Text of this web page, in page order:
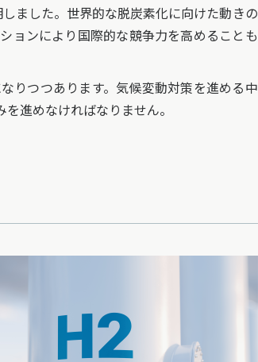
ました。世界的な脱炭素化に向けた動きの
ョンにより国際的な競争力を高めることも
りつつあります。気候変動対策を進める中
進めなければなりません。